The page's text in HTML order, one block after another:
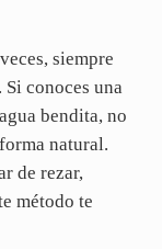
siempre
conoces una
bendita, no
natural.
de rezar,
método te